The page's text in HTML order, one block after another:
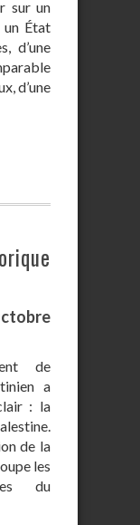
sur un
un État
d’une
d’une
de
a
: la
de la
les
du